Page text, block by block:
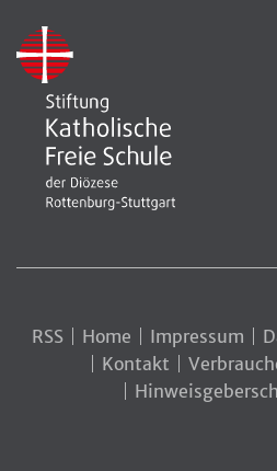
RSS Home Impressum
Kontakt